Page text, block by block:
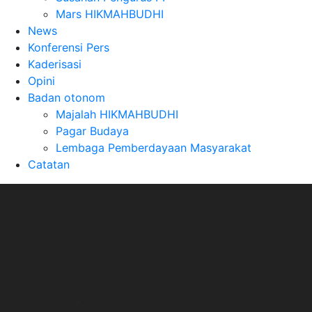
Mars HIKMAHBUDHI
News
Konferensi Pers
Kaderisasi
Opini
Badan otonom
Majalah HIKMAHBUDHI
Pagar Budaya
Lembaga Pemberdayaan Masyarakat
Catatan